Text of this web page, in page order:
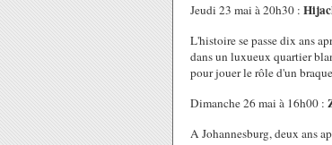
Jeudi 23 mai à 20h30 :
L'histoire se passe dix ans
dans un luxueux quartier
pour jouer le rôle d'un
Dimanche 26 mai à 16h00 :
A Johannesburg, deux ans